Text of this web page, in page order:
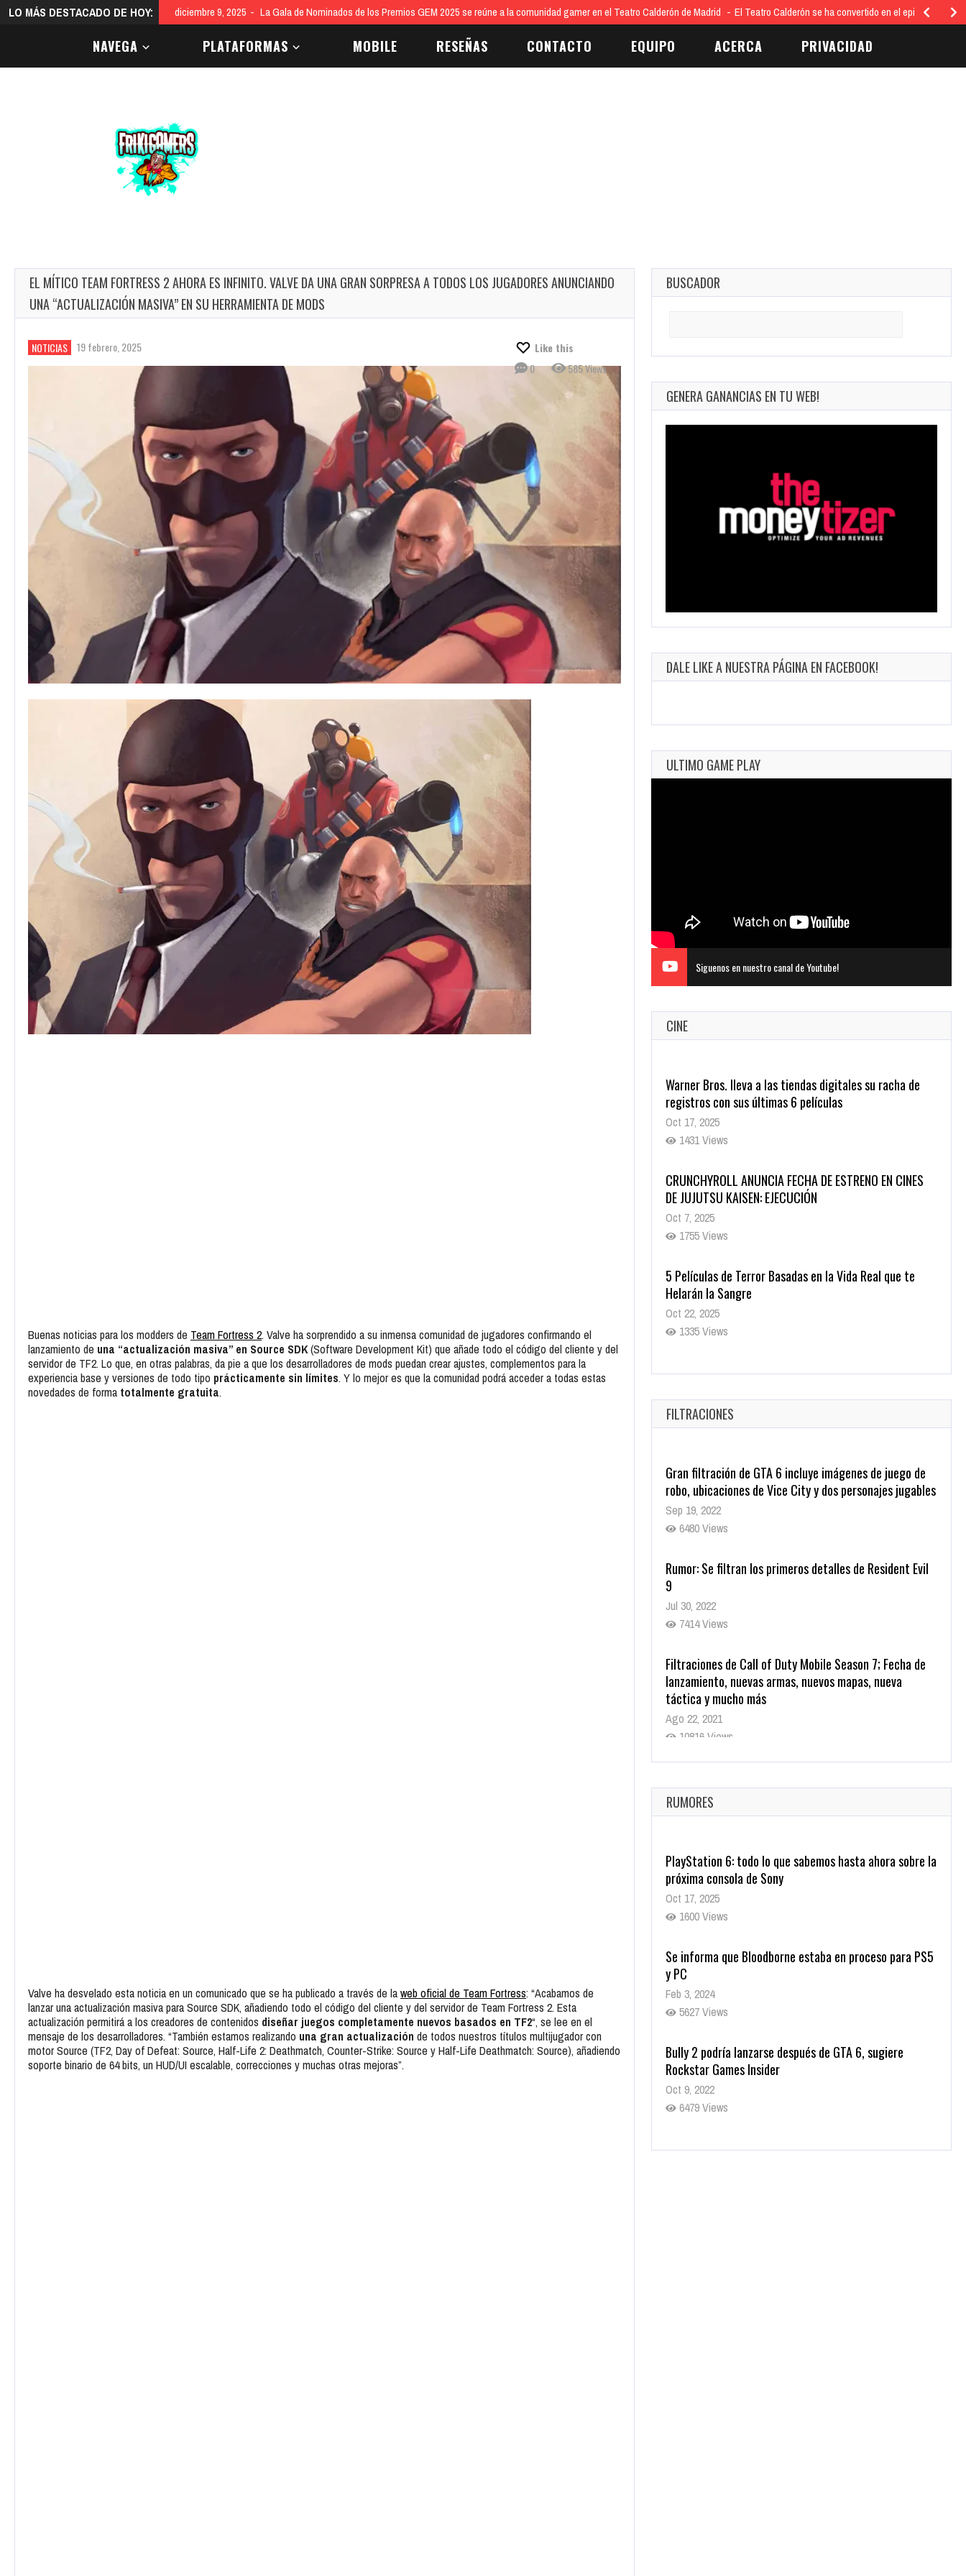
LO MÁS DESTACADO DE HOY: diciembre 9, 2025 La Gala de Nominados de los Premios GEM 2025 se reúne a la comunidad gamer en el Teatro Calderón de Madrid El Teatro Calderón se ha convertido en el epicentro…
NAVEGA PLATAFORMAS MOBILE RESEÑAS CONTACTO EQUIPO ACERCA PRIVACIDAD
EL MÍTICO TEAM FORTRESS 2 AHORA ES INFINITO. VALVE DA UNA GRAN SORPRESA A TODOS LOS JUGADORES ANUNCIANDO
UNA “ACTUALIZACIÓN MASIVA” EN SU HERRAMIENTA DE MODS
NOTICIAS 19 febrero, 2025
Like this
0
585 Views
Buenas noticias para los modders de Team Fortress 2. Valve ha sorprendido a su inmensa comunidad de jugadores confirmando el
lanzamiento de una “actualización masiva” en Source SDK(Software Development Kit) que añade todo el código del cliente y del
servidor de TF2. Lo que, en otras palabras, da pie a que los desarrolladores de mods puedan crear ajustes, complementos para la
experiencia base y versiones de todo tipo prácticamente sin límites. Y lo mejor es que la comunidad podrá acceder a todas estas
novedades de forma totalmente gratuita.
Valve ha desvelado esta noticia en un comunicado que se ha publicado a través de laweb oficial de Team Fortress: “Acabamos de
lanzar una actualización masiva para Source SDK, añadiendo todo el código del cliente y del servidor de Team Fortress 2. Esta
actualización permitirá a los creadores de contenidos diseñar juegos completamente nuevos basados en TF2“, se lee en el
mensaje de los desarrolladores. “También estamos realizando una gran actualización de todos nuestros títulos multijugador con
motor Source (TF2, Day of Defeat: Source, Half-Life 2: Deathmatch, Counter-Strike: Source y Half-Life Deathmatch: Source), añadiendo
soporte binario de 64 bits, un HUD/UI escalable, correcciones y muchas otras mejoras”.
BUSCADOR
GENERA GANANCIAS EN TU WEB!
DALE LIKE A NUESTRA PÁGINA EN FACEBOOK!
ULTIMO GAME PLAY
Siguenos en nuestro canal de Youtube!
CINE
Warner Bros. lleva a las tiendas digitales su racha de
registros con sus últimas 6 películas
Oct 17, 2025
1431 Views
CRUNCHYROLL ANUNCIA FECHA DE ESTRENO EN CINES
DE JUJUTSU KAISEN: EJECUCIÓN
Oct 7, 2025
1755 Views
5 Películas de Terror Basadas en la Vida Real que te
Helarán la Sangre
Oct 22, 2025
1335 Views
Revive el terror: El conjuro 4: Últimos ritos ya está
Oct 20, 2025
1377 Views
FILTRACIONES
Gran filtración de GTA 6 incluye imágenes de juego de
robo, ubicaciones de Vice City y dos personajes jugables
Sep 19, 2022
6480 Views
Rumor: Se filtran los primeros detalles de Resident Evil
9
Jul 30, 2022
7414 Views
Filtraciones de Call of Duty Mobile Season 7; Fecha de
lanzamiento, nuevas armas, nuevos mapas, nueva
táctica y mucho más
Ago 22, 2021
10816 Views
La configuración de Call of Duty 2021 aparentemente
Ago 8, 2021
10001 Views
RUMORES
PlayStation 6: todo lo que sabemos hasta ahora sobre la
próxima consola de Sony
Oct 17, 2025
1600 Views
Se informa que Bloodborne estaba en proceso para PS5
y PC
Feb 3, 2024
5627 Views
Bully 2 podría lanzarse después de GTA 6, sugiere
Rockstar Games Insider
Oct 9, 2022
6479 Views
Rumor: Se filtran los primeros detalles de Resident Evil